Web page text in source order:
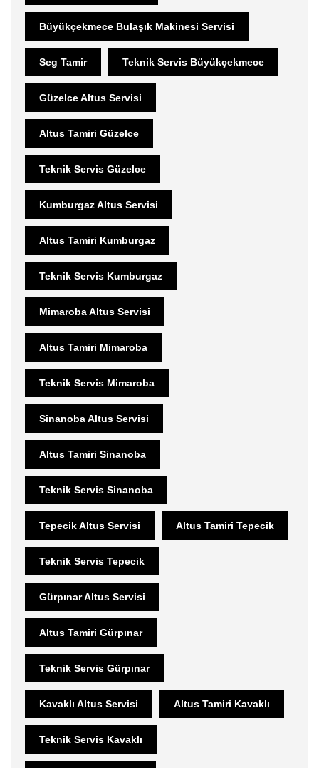
Büyükçekmece Bulaşık Makinesi Servisi
Seg Tamir Teknik Servis Büyükçekmece
Güzelce Altus Servisi
Altus Tamiri Güzelce
Teknik Servis Güzelce
Kumburgaz Altus Servisi
Altus Tamiri Kumburgaz
Teknik Servis Kumburgaz
Mimaroba Altus Servisi
Altus Tamiri Mimaroba
Teknik Servis Mimaroba
Sinanoba Altus Servisi
Altus Tamiri Sinanoba
Teknik Servis Sinanoba
Tepecik Altus Servisi Altus Tamiri Tepecik
Teknik Servis Tepecik
Gürpınar Altus Servisi
Altus Tamiri Gürpınar
Teknik Servis Gürpınar
Kavaklı Altus Servisi Altus Tamiri Kavaklı
Teknik Servis Kavaklı